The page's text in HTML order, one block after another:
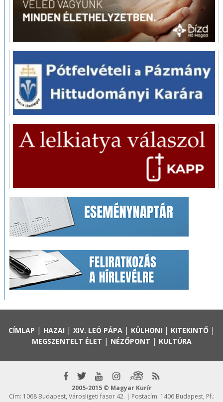
CÍMLAP | HAZAI | XIV. LEÓ PÁPA| KÜLHONI | KITEKINTŐ|
MEGSZENTELT ÉLET | NÉZŐPONT | KULTÚRA
2005-2015 © Magyar Kurír
Cím: 1068 Budapest, Városligeti fasor 42. | Postacím: 1406 Budapest, Pf.: